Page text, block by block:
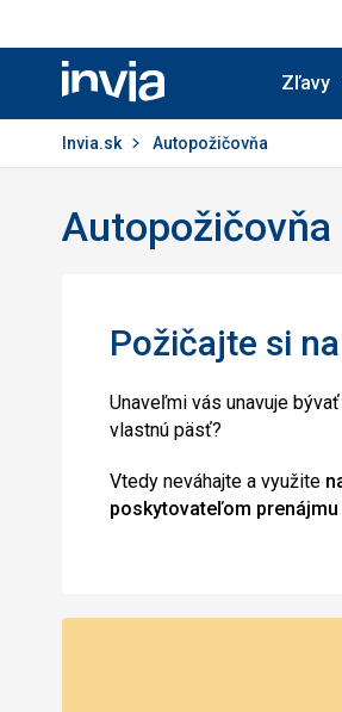
Invia.sk
Zľavy
Invia.sk Autopožičovňa
Autopožičovňa
Požičajte si
Unaveľmi vás unavuje
vlastnú päsť?
Vtedy neváhajte a využite
poskytovateľom prenájmu